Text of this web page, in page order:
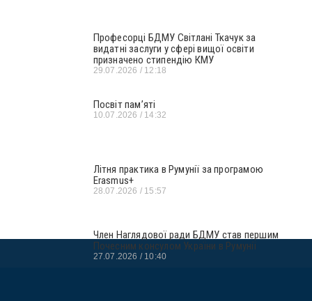
Професорці БДМУ Світлані Ткачук за
видатні заслуги у сфері вищої освіти
призначено стипендію КМУ
29.07.2026 12:18
Посвіт пам’яті
10.07.2026 14:32
Літня практика в Румунії за програмою
Erasmus+
28.07.2026 15:57
Член Наглядової ради БДМУ став першим
Почесним консулом України в Румунії
27.07.2026 10:40